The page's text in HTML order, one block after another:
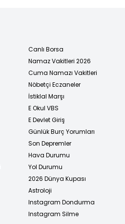
Canlı Borsa
Namaz Vakitleri 2026
Cuma Namazı Vakitleri
Nöbetçi Eczaneler
İstiklal Marşı
E Okul VBS
E Devlet Giriş
Günlük Burç Yorumları
Son Depremler
Hava Durumu
Yol Durumu
2026 Dünya Kupası
Astroloji
Instagram Dondurma
Instagram Silme